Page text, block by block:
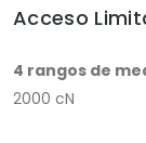
Acceso
4 rangos de
2000 cN